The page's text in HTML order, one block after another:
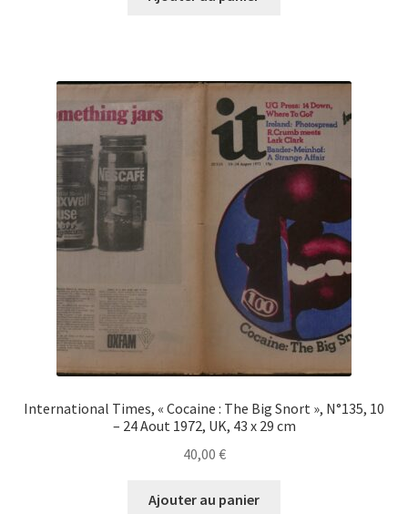
International Times, « Cocaine : The Big Snort », N°135, 10
– 24 Aout 1972, UK, 43 x 29 cm
40,00 €
Ajouter au panier